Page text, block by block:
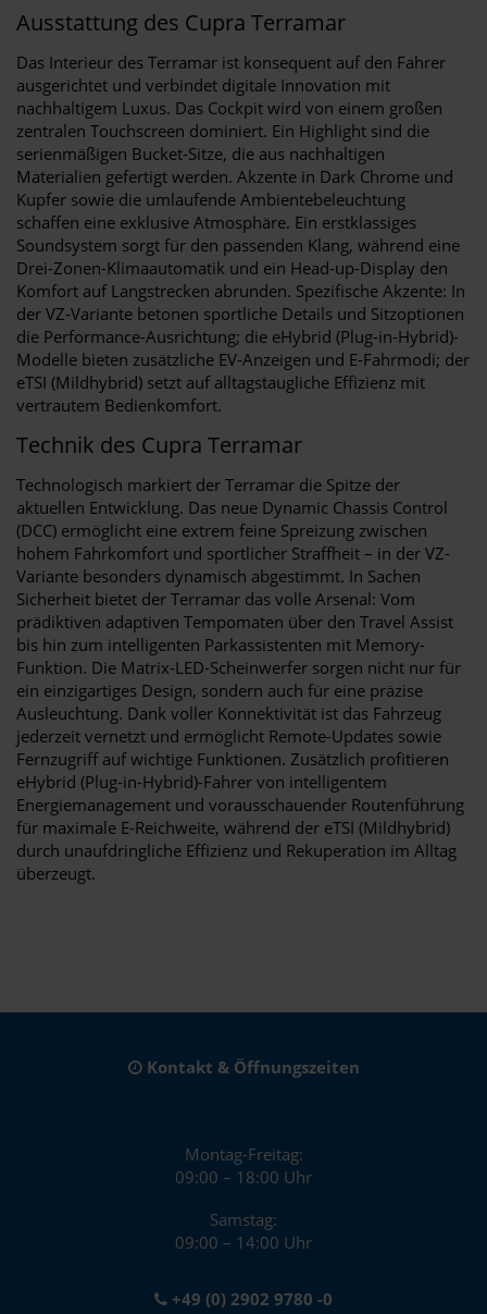
Ausstattung des Cupra Terramar
Das Interieur des Terramar ist konsequent auf den Fahrer
ausgerichtet und verbindet digitale Innovation mit
nachhaltigem Luxus. Das Cockpit wird von einem großen
zentralen Touchscreen dominiert. Ein Highlight sind die
serienmäßigen Bucket-Sitze, die aus nachhaltigen
Materialien gefertigt werden. Akzente in Dark Chrome und
Kupfer sowie die umlaufende Ambientebeleuchtung
schaffen eine exklusive Atmosphäre. Ein erstklassiges
Soundsystem sorgt für den passenden Klang, während eine
Drei-Zonen-Klimaautomatik und ein Head-up-Display den
Komfort auf Langstrecken abrunden. Spezifische Akzente: In
der VZ-Variante betonen sportliche Details und Sitzoptionen
die Performance-Ausrichtung; die eHybrid (Plug-in-Hybrid)-
Modelle bieten zusätzliche EV-Anzeigen und E-Fahrmodi; der
eTSI (Mildhybrid) setzt auf alltagstaugliche Effizienz mit
vertrautem Bedienkomfort.
Technik des Cupra Terramar
Technologisch markiert der Terramar die Spitze der
aktuellen Entwicklung. Das neue Dynamic Chassis Control
(DCC) ermöglicht eine extrem feine Spreizung zwischen
hohem Fahrkomfort und sportlicher Straffheit – in der VZ-
Variante besonders dynamisch abgestimmt. In Sachen
Sicherheit bietet der Terramar das volle Arsenal: Vom
prädiktiven adaptiven Tempomaten über den Travel Assist
bis hin zum intelligenten Parkassistenten mit Memory-
Funktion. Die Matrix-LED-Scheinwerfer sorgen nicht nur für
ein einzigartiges Design, sondern auch für eine präzise
Ausleuchtung. Dank voller Konnektivität ist das Fahrzeug
jederzeit vernetzt und ermöglicht Remote-Updates sowie
Fernzugriff auf wichtige Funktionen. Zusätzlich profitieren
eHybrid (Plug-in-Hybrid)-Fahrer von intelligentem
Energiemanagement und vorausschauender Routenführung
für maximale E-Reichweite, während der eTSI (Mildhybrid)
durch unaufdringliche Effizienz und Rekuperation im Alltag
überzeugt.
Kontakt & Öffnungszeiten
Montag-Freitag:
09:00 – 18:00 Uhr
Samstag:
09:00 – 14:00 Uhr
+49 (0) 2902 9780 -0